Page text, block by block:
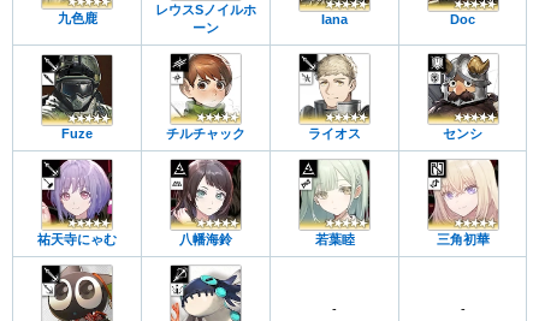
九色鹿
レウスSノイルホ
ーン
Iana Doc
Fuze チルチャック ライオス センシ
祐天寺にゃむ 八幡海鈴 若葉睦 三角初華
- -